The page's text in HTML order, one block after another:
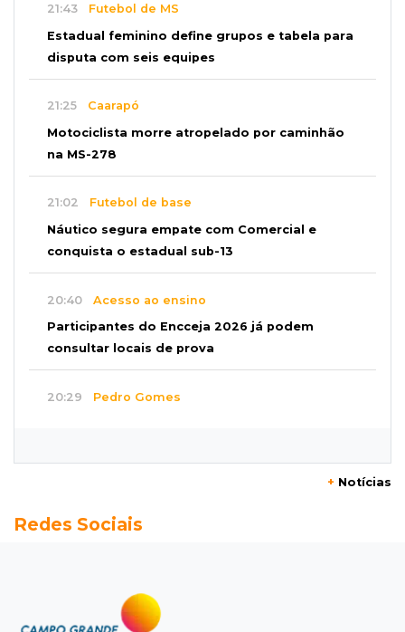
21:43 Futebol de MS
Estadual feminino define grupos e tabela para
disputa com seis equipes
21:25 Caarapó
Motociclista morre atropelado por caminhão
na MS-278
21:02 Futebol de base
Náutico segura empate com Comercial e
conquista o estadual sub-13
20:40 Acesso ao ensino
Participantes do Encceja 2026 já podem
consultar locais de prova
20:29 Pedro Gomes
Pantanal treina em Goiânia antes de jogo que
Campeonato Brasileiro
Remo busca empate com Atlético-MG e segue
+ Notícias
Redes Sociais